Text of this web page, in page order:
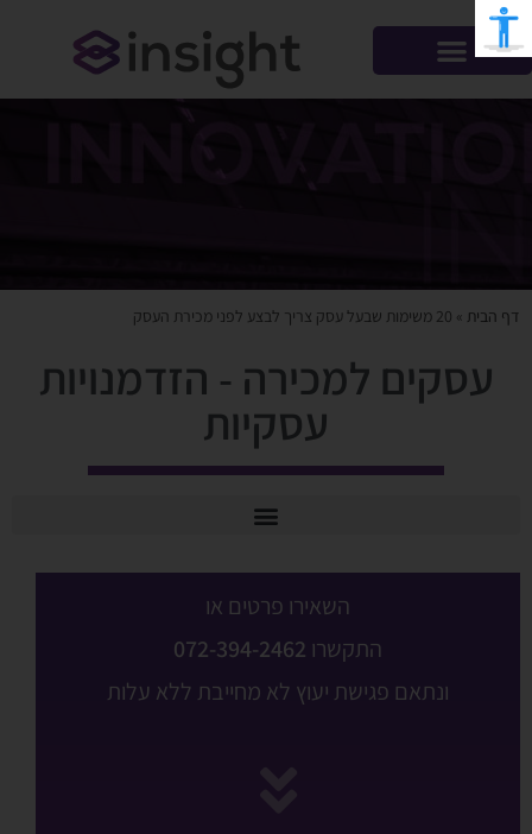
דף הבית » 20 משימות שבעל עסק צריך לבצע לפני מכירת העסק
עסקים למכירה - הזדמנויות
עסקיות
השאירו פרטים או
התקשרו 072-394-2462
ונתאם פגישת יעוץ לא מחייבת ללא עלות